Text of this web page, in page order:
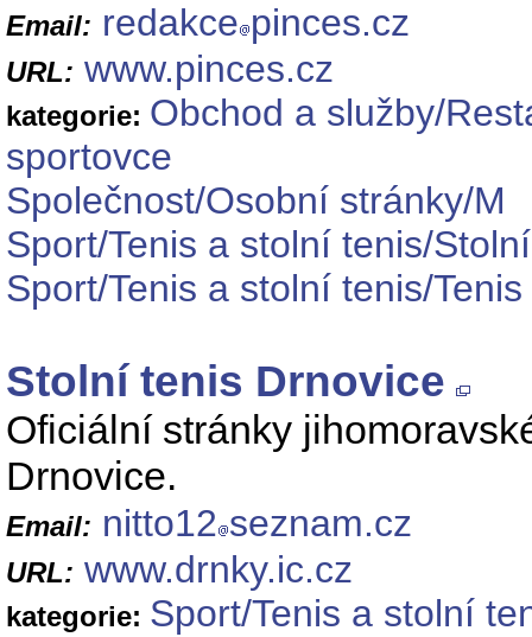
Email: redakce pinces.cz
URL: www.pinces.cz
kategorie: Obchod a služby/
sportovce
Společnost/Osobní stránky/M
Sport/Tenis a stolní tenis/
Sport/Tenis a stolní tenis/Tenis
Stolní tenis Drnovice
Oficiální stránky
Drnovice.
Email: nitto12 seznam.cz
URL: www.drnky.ic.cz
kategorie: Sport/Tenis a stolní